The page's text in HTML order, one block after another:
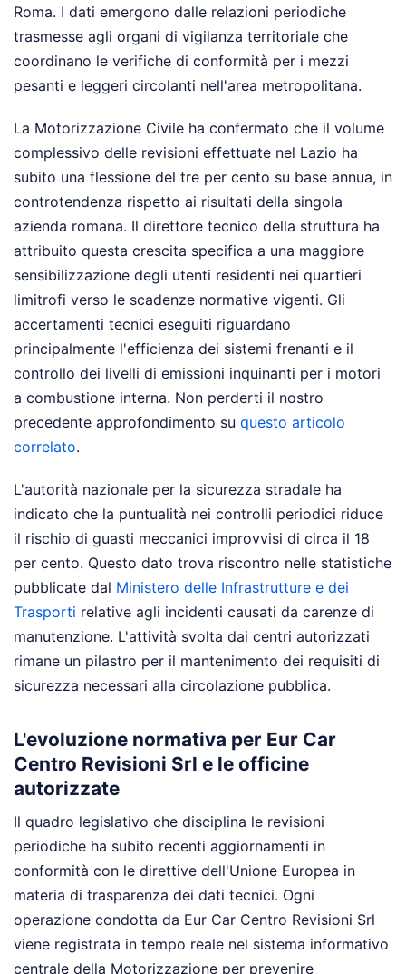
Roma. I dati emergono dalle relazioni periodiche
trasmesse agli organi di vigilanza territoriale che
coordinano le verifiche di conformità per i mezzi
pesanti e leggeri circolanti nell'area metropolitana.
La Motorizzazione Civile ha confermato che il volume
complessivo delle revisioni effettuate nel Lazio ha
subito una flessione del tre per cento su base annua, in
controtendenza rispetto ai risultati della singola
azienda romana. Il direttore tecnico della struttura ha
attribuito questa crescita specifica a una maggiore
sensibilizzazione degli utenti residenti nei quartieri
limitrofi verso le scadenze normative vigenti. Gli
accertamenti tecnici eseguiti riguardano
principalmente l'efficienza dei sistemi frenanti e il
controllo dei livelli di emissioni inquinanti per i motori
a combustione interna. Non perderti il nostro
precedente approfondimento su questo articolo
correlato.
L'autorità nazionale per la sicurezza stradale ha
indicato che la puntualità nei controlli periodici riduce
il rischio di guasti meccanici improvvisi di circa il 18
per cento. Questo dato trova riscontro nelle statistiche
pubblicate dal Ministero delle Infrastrutture e dei
Trasporti relative agli incidenti causati da carenze di
manutenzione. L'attività svolta dai centri autorizzati
rimane un pilastro per il mantenimento dei requisiti di
sicurezza necessari alla circolazione pubblica.
L'evoluzione normativa per Eur Car
Centro Revisioni Srl e le officine
autorizzate
Il quadro legislativo che disciplina le revisioni
periodiche ha subito recenti aggiornamenti in
conformità con le direttive dell'Unione Europea in
materia di trasparenza dei dati tecnici. Ogni
operazione condotta da Eur Car Centro Revisioni Srl
viene registrata in tempo reale nel sistema informativo
centrale della Motorizzazione per prevenire